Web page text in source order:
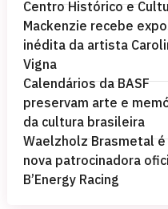
Centro Histórico e
Mackenzie recebe
inédita da artista
Vigna
Calendários da BASF
preservam arte e
da cultura brasileira
Waelzholz Brasmetal é
nova patrocinadora
B’Energy Racing